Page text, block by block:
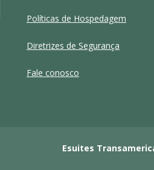
Políticas de Hospedagem
Diretrizes de Segurança
Fale conosco
Esuites